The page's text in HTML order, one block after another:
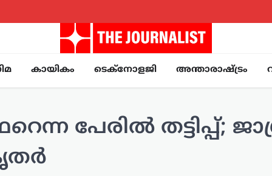
കായികം ടെക്നോളജി അന്താരാഷ്ട്രം
പേരിൽ തട്ടിപ്പ്;